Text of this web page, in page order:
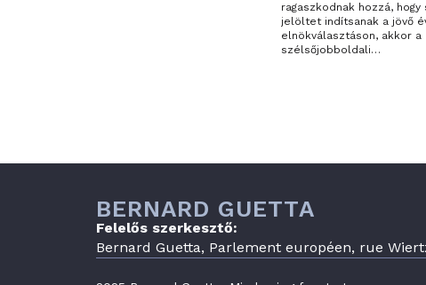
ragaszkodnak hozzá, hogy
jelöltet indítsanak a jövő
elnökválasztáson, akkor a
szélsőjobboldali…
BERNARD GUETTA
Felelős szerkesztő:
Bernard Guetta, Parlement européen, rue